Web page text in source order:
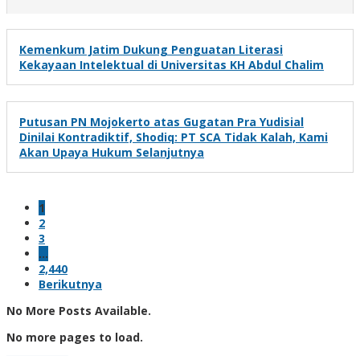
Kemenkum Jatim Dukung Penguatan Literasi
Kekayaan Intelektual di Universitas KH Abdul Chalim
Putusan PN Mojokerto atas Gugatan Pra Yudisial
Dinilai Kontradiktif, Shodiq: PT SCA Tidak Kalah, Kami
Akan Upaya Hukum Selanjutnya
1
2
3
…
2,440
Berikutnya
No More Posts Available.
No more pages to load.